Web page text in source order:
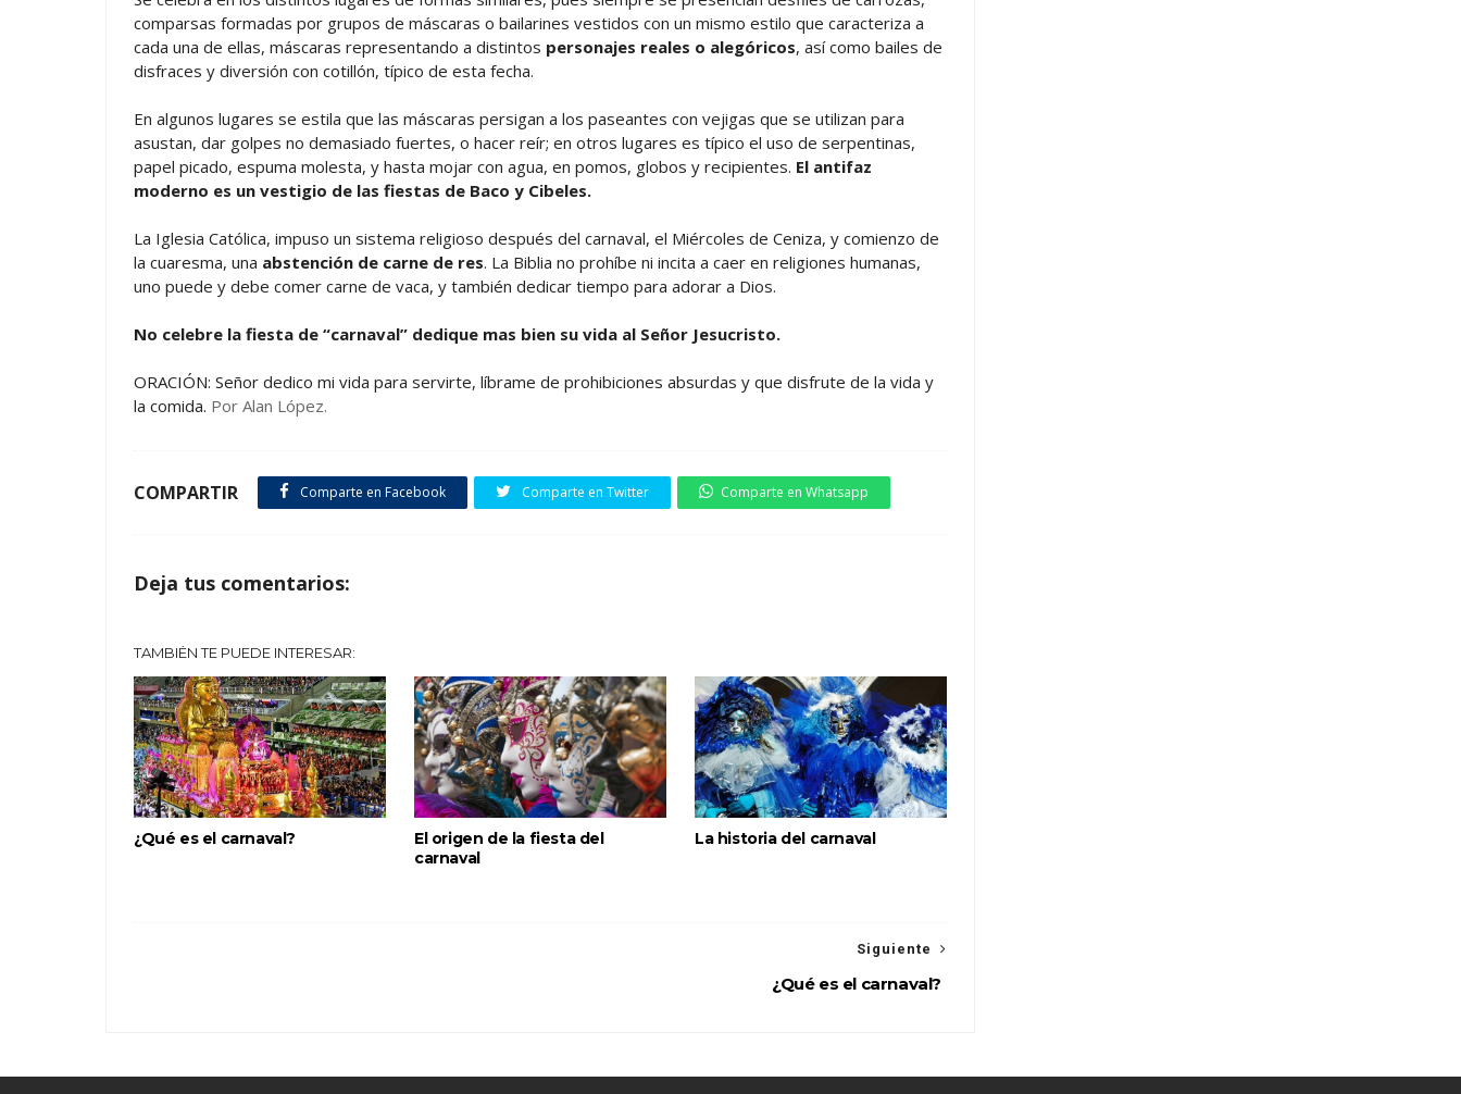
comparsas formadas por grupos de máscaras o bailarines vestidos con un mismo estilo que caracteriza a
cada una de ellas, máscaras representando a distintos personajes reales o alegóricos, así como bailes de
disfraces y diversión con cotillón, típico de esta fecha.
En algunos lugares se estila que las máscaras persigan a los paseantes con vejigas que se utilizan para
asustan, dar golpes no demasiado fuertes, o hacer reír; en otros lugares es típico el uso de serpentinas,
papel picado, espuma molesta, y hasta mojar con agua, en pomos, globos y recipientes. El antifaz
moderno es un vestigio de las fiestas de Baco y Cibeles.
La Iglesia Católica, impuso un sistema religioso después del carnaval, el Miércoles de Ceniza, y comienzo de
la cuaresma, una abstención de carne de res. La Biblia no prohíbe ni incita a caer en religiones humanas,
uno puede y debe comer carne de vaca, y también dedicar tiempo para adorar a Dios.
No celebre la fiesta de “carnaval” dedique mas bien su vida al Señor Jesucristo.
ORACIÓN: Señor dedico mi vida para servirte, líbrame de prohibiciones absurdas y que disfrute de la vida y
la comida. Por Alan López.
COMPARTIR Comparte en Facebook Comparte en Twitter Comparte en Whatsapp
Deja tus comentarios:
TAMBIÉN TE PUEDE INTERESAR:
¿Qué es el carnaval?
El origen de la fiesta del
carnaval
La historia del carnaval
Siguiente
¿Qué es el carnaval?